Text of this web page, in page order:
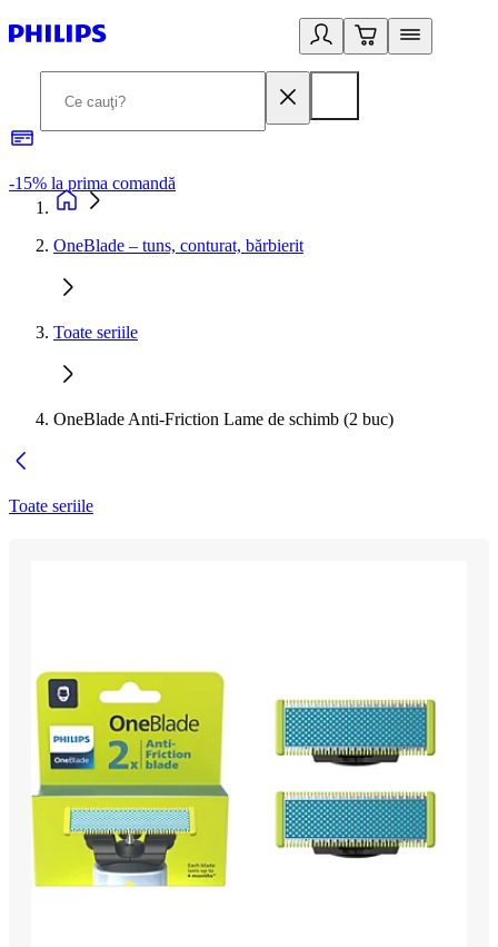
-15% la prima comandă
OneBlade – tuns, conturat, bărbierit
Toate seriile
OneBlade Anti-Friction Lame de schimb (2 buc)
Toate seriile